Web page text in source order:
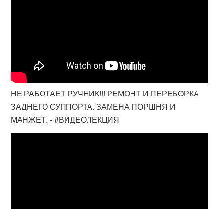
НЕ РАБОТАЕТ РУЧНИК!!! РЕМОНТ И ПЕРЕБОРКА
ЗАДНЕГО СУППОРТА. ЗАМЕНА ПОРШНЯ И
МАНЖЕТ. - #ВИДЕОЛЕКЦИЯ